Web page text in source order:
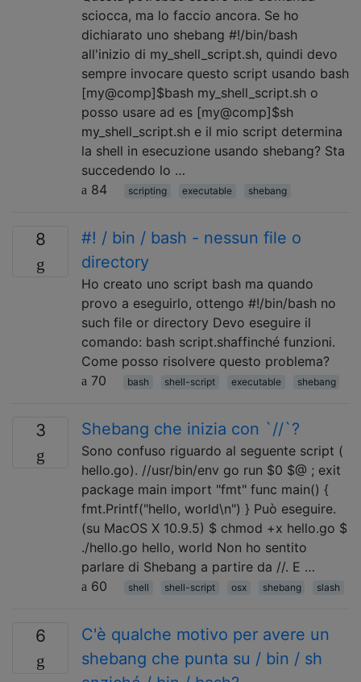
sciocca, ma lo faccio ancora. Se ho
dichiarato uno shebang #!/bin/bash
all'inizio di my_shell_script.sh, quindi devo
sempre invocare questo script usando bash
[my@comp]$bash my_shell_script.sh o
posso usare ad es [my@comp]$sh
my_shell_script.sh e il mio script determina
la shell in esecuzione usando shebang? Sta
succedendo lo …
84
scripting executable shebang
8
#! / bin / bash - nessun file o
directory
Ho creato uno script bash ma quando
provo a eseguirlo, ottengo #!/bin/bash no
such file or directory Devo eseguire il
comando: bash script.shaffinché funzioni.
Come posso risolvere questo problema?
70
bash shell-script executable shebang
3 Shebang che inizia con `//`?
Sono confuso riguardo al seguente script (
hello.go). //usr/bin/env go run $0 $@ ; exit
package main import "fmt" func main() {
fmt.Printf("hello, world\n") } Può eseguire.
(su MacOS X 10.9.5) $ chmod +x hello.go $
./hello.go hello, world Non ho sentito
parlare di Shebang a partire da //. E …
60
shell shell-script osx shebang slash
6
C'è qualche motivo per avere un
shebang che punta su / bin / sh